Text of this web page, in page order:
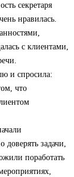
секретаря
нравилась.
с клиентами,
и спросила:
что
доверять задачи,
поработать